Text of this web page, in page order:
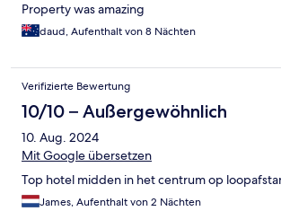
Property was amazing
daud, Aufenthalt von 8 Nächten
Verifizierte Bewertung
10/10 – Außergewöhnlich
10. Aug. 2024
Mit Google übersetzen
Top hotel midden in het centrum op
James, Aufenthalt von 2 Nächten